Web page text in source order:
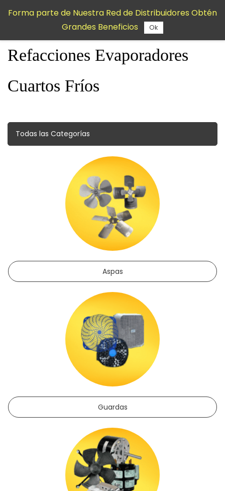
contenido
Refacciones Evaporadores
Cuartos Fríos
Todas las Categorías
Aspas
Guardas
Forma parte de Nuestra Red de Distribuidores Obtén
Grandes Beneficios
Ok